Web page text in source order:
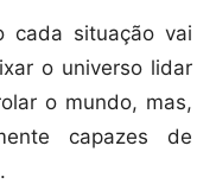
cada situação vai
o universo lidar
o mundo, mas,
capazes de